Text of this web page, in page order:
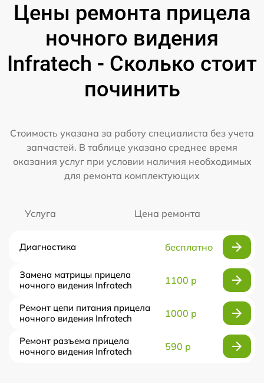
Цены ремонта прицела
ночного видения
Infratech - Сколько стоит
починить
Стоимость указана за работу специалиста без учета
запчастей. В таблице указано среднее время
оказания услуг при условии наличия необходимых
для ремонта комплектующих
Услуга Цена ремонта
Диагностика бесплатно
Замена матрицы прицела
ночного видения Infratech
1100 р
Ремонт цепи питания прицела
ночного видения Infratech
1000 р
Ремонт разъема прицела
ночного видения Infratech
590 р